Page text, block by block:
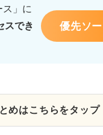
」に
スでき
優先ソ
めはこちらをタップ